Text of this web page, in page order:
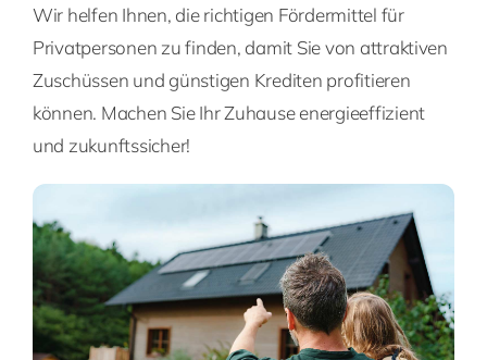
Wir helfen Ihnen, die richtigen Fördermittel für
Privatpersonen zu finden, damit Sie von attraktiven
Zuschüssen und günstigen Krediten profitieren
können. Machen Sie Ihr Zuhause energieeffizient
und zukunftssicher!